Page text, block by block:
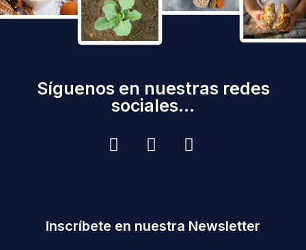
Síguenos en nuestras redes
sociales...
Inscríbete en nuestra Newsletter